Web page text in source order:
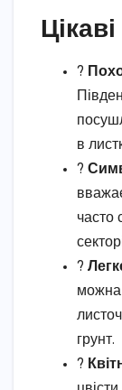
?
в
?
часто
?
можна
грунт.
?